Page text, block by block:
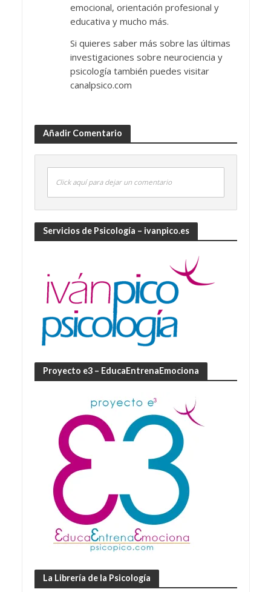
emocional, orientación profesional y
educativa y mucho más.
Si quieres saber más sobre las últimas
investigaciones sobre neurociencia y
psicología también puedes visitar
canalpsico.com
Añadir Comentario
Click aquí para dejar un comentario
Servicios de Psicología – ivanpico.es
Proyecto e3 – EducaEntrenaEmociona
La Librería de la Psicología